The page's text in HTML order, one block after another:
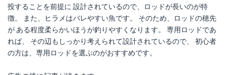
投することを前提に 設計されているので、ロッドが長いのが特
徴。 また、ヒラメはバレやすい魚です。 そのため、ロッドの穂先
が ある程度柔らかいほうが釣りやすくなります。 専用ロッドであ
れば、 その辺もしっかり考えられて設計されているので、 初心者
の方は、専用ロッドを選ぶのがおすすめです。